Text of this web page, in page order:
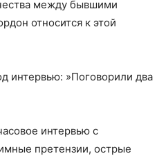
между бывшими
относится к этой
интервью: »Поговорили два
интервью с
претензии, острые